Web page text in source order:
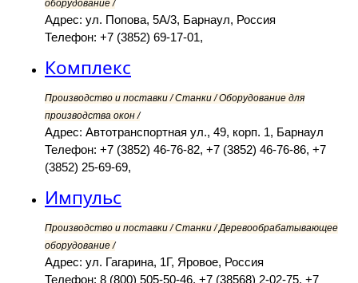
оборудование /
Адрес: ул. Попова, 5А/3, Барнаул, Россия
Телефон: +7 (3852) 69-17-01,
Комплекс
Производство и поставки / Станки / Оборудование для
производства окон /
Адрес: Автотранспортная ул., 49, корп. 1, Барнаул
Телефон: +7 (3852) 46-76-82, +7 (3852) 46-76-86, +7
(3852) 25-69-69,
Импульс
Производство и поставки / Станки / Деревообрабатывающее
оборудование /
Адрес: ул. Гагарина, 1Г, Яровое, Россия
Телефон: 8 (800) 505-50-46, +7 (38568) 2-02-75, +7